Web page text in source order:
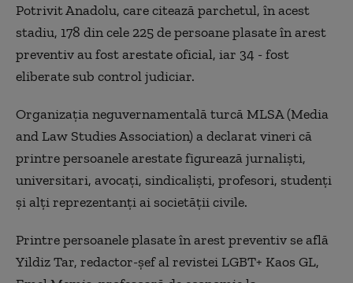
Potrivit Anadolu, care citează parchetul, în acest
stadiu, 178 din cele 225 de persoane plasate în arest
preventiv au fost arestate oficial, iar 34 - fost
eliberate sub control judiciar.
Organizaţia neguvernamentală turcă MLSA (Media
and Law Studies Association) a declarat vineri că
printre persoanele arestate figurează jurnalişti,
universitari, avocaţi, sindicalişti, profesori, studenţi
şi alţi reprezentanţi ai societăţii civile.
Printre persoanele plasate în arest preventiv se află
Yildiz Tar, redactor-şef al revistei LGBT+ Kaos GL,